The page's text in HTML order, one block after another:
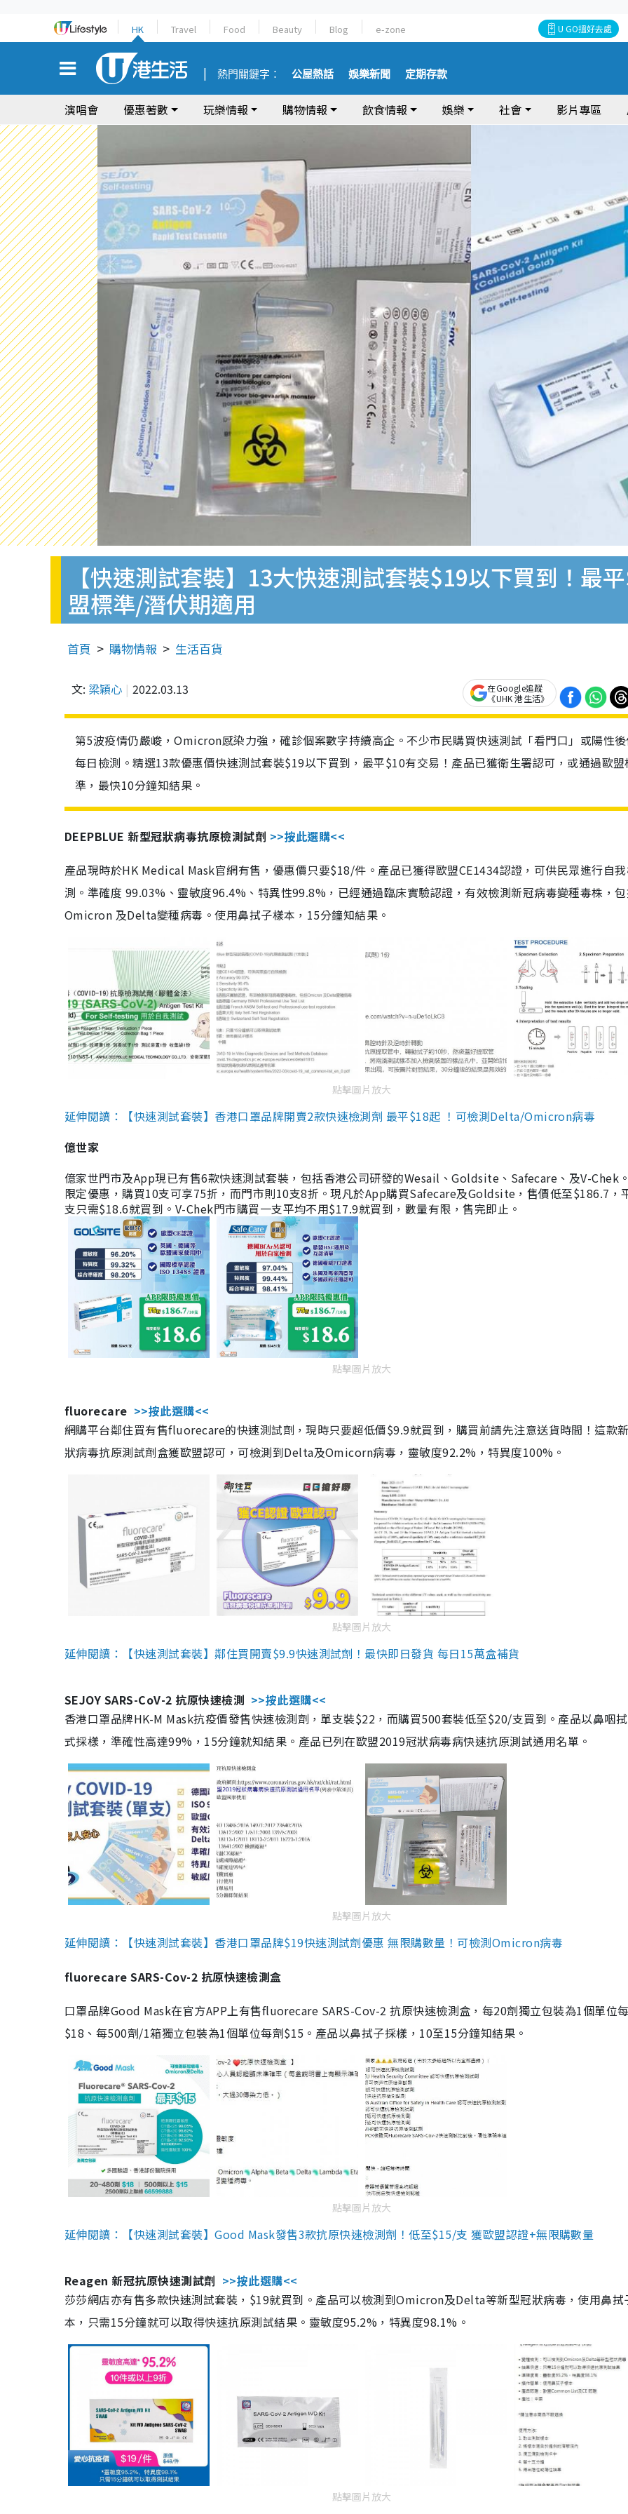
HK Travel Food Beauty Blog e-zone U GO搵好去處
熱門關鍵字： 公屋熱話 娛樂新聞 定期存款
演唱會 優惠著數 玩樂情報 購物情報 飲食情報 娛樂 社會 影片專區
【快速測試套裝】13大快速測試套裝$19以下買到！最
盟標準/潛伏期適用
首頁 購物情報 生活百貨
文: 梁穎心 2022.03.13
在Google追蹤
《UHK 港生活》
第5波疫情仍嚴峻，Omicron感染力強，確診個案數字持續高企。不少市民購買快速測試「看門口」或陽性
每日檢測。精選13款優惠價快速測試套裝$19以下買到，最平$10有交易！產品已獲衛生署認可，或通過歐盟
準，最快10分鐘知結果。
DEEPBLUE 新型冠狀病毒抗原檢測試劑 >>按此選購<<
產品現時於HK Medical Mask官網有售，優惠價只要$18/件。產品已獲得歐盟CE1434認證，可供民眾進行自
測。準確度 99.03%、靈敏度96.4%、特異性99.8%，已經通過臨床實驗認證，有效檢測新冠病毒變種毒株，
Omicron 及Delta變種病毒。使用鼻拭子樣本，15分鐘知結果。
點擊圖片放大
延伸閱讀：【快速測試套裝】香港口罩品牌開賣2款快速檢測劑 最平$18起 ！可檢測Delta/Omicron病毒
億世家
億家世門市及App現已有售6款快速測試套裝，包括香港公司研發的Wesail、Goldsite、Safecare、及V-Chek
限定優惠，購買10支可享75折，而門市則10支8折。現凡於App購買Safecare及Goldsite，售價低至$186.7，
支只需$18.6就買到。V-Chek門市購買一支平均不用$17.9就買到，數量有限，售完即止。
點擊圖片放大
fluorecare >>按此選購<<
網購平台鄰住買有售fluorecare的快速測試劑，現時只要超低價$9.9就買到，購買前請先注意送貨時間！這款
狀病毒抗原測試劑盒獲歐盟認可，可檢測到Delta及Omicorn病毒，靈敏度92.2%，特異度100%。
點擊圖片放大
延伸閱讀：【快速測試套裝】鄰住買開賣$9.9快速測試劑！最快即日發貨 每日15萬盒補貨
SEJOY SARS-CoV-2 抗原快速檢測 >>按此選購<<
香港口罩品牌HK-M Mask抗疫價發售快速檢測劑，單支裝$22，而購買500套裝低至$20/支買到。產品以鼻咽
式採樣，準確性高達99%，15分鐘就知結果。產品已列在歐盟2019冠狀病毒病快速抗原測試通用名單。
點擊圖片放大
延伸閱讀：【快速測試套裝】香港口罩品牌$19快速測試劑優惠 無限購數量！可檢測Omicron病毒
fluorecare SARS-Cov-2 抗原快速檢測盒
口罩品牌Good Mask在官方APP上有售fluorecare SARS-Cov-2 抗原快速檢測盒，每20劑獨立包裝為1個單位
$18、每500劑/1箱獨立包裝為1個單位每劑$15。產品以鼻拭子採樣，10至15分鐘知結果。
點擊圖片放大
延伸閱讀：【快速測試套裝】Good Mask發售3款抗原快速檢測劑！低至$15/支 獲歐盟認證+無限購數量
Reagen 新冠抗原快速測試劑 >>按此選購<<
莎莎網店亦有售多款快速測試套裝，$19就買到。產品可以檢測到Omicron及Delta等新型冠狀病毒，使用鼻拭
本，只需15分鐘就可以取得快速抗原測試結果。靈敏度95.2%，特異度98.1%。
點擊圖片放大